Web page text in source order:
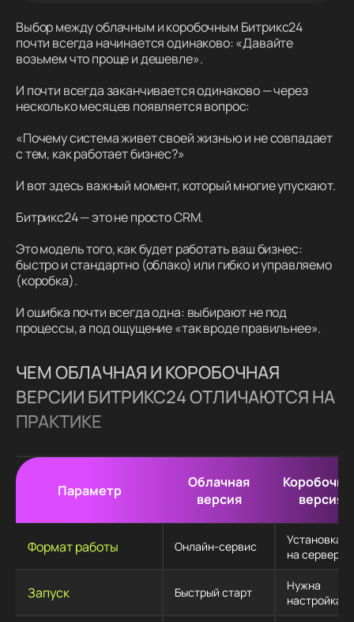
Выбор между облачным и коробочным Битрикс24
почти всегда начинается одинаково: «Давайте
возьмем что проще и дешевле».
И почти всегда заканчивается одинаково — через
несколько месяцев появляется вопрос:
«Почему система живет своей жизнью и не совпадает
с тем, как работает бизнес?»
И вот здесь важный момент, который многие упускают.
Битрикс24 — это не просто CRM.
Это модель того, как будет работать ваш бизнес:
быстро и стандартно (облако) или гибко и управляемо
(коробка).
И ошибка почти всегда одна: выбирают не под
процессы, а под ощущение «так вроде правильнее».
ЧЕМ ОБЛАЧНАЯ И КОРОБОЧНАЯ
ВЕРСИИ БИТРИКС24 ОТЛИЧАЮТСЯ НА
ПРАКТИКЕ
Параметр
Облачная
версия
версия
Формат работы Онлайн-сервис
Установка
на сервер
Запуск Быстрый старт
Нужна
настройка